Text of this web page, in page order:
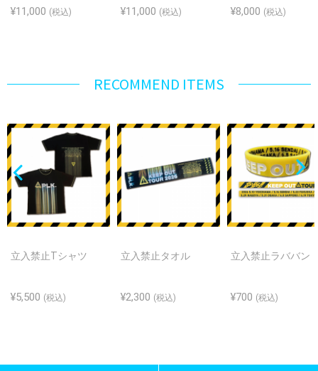
¥11,000 (税込) ¥11,000 (税込) ¥8,000 (税込)
RECOMMEND ITEMS
立入禁止Tシャツ
¥5,500 (税込)
立入禁止タオル
¥2,300 (税込)
立入禁止ラババン
¥700 (税込)